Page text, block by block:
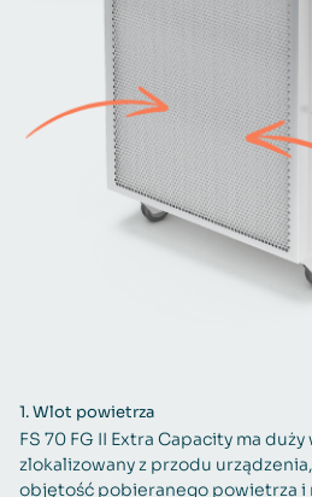
1.Wlot powietrza
FS 70 FG II Extra Capacity ma
zlokalizowany z przodu
objętość pobieranego powietrza i